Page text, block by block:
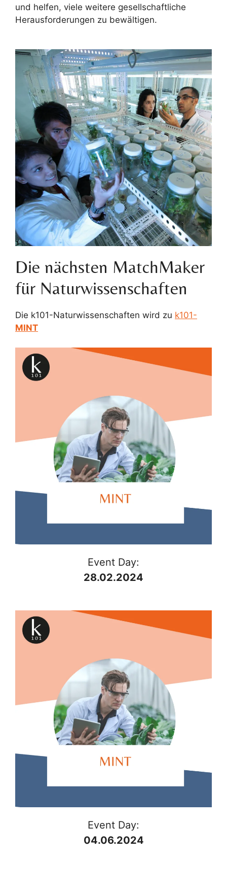
und helfen, viele weitere gesellschaftliche
Herausforderungen zu bewältigen.
Die nächsten MatchMaker
für Naturwissenschaften
Die k101-Naturwissenschaften wird zu k101-
MINT
Event Day:
28.02.2024
Event Day:
04.06.2024